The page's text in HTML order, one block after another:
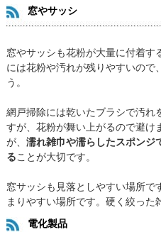
窓やサッシ
窓やサッシも花粉が大量に付着す
には花粉や汚れが残りやすいので
う。
網戸掃除には乾いたブラシで汚れ
すが、花粉が舞い上がるので避け
が、 濡れ雑巾や濡らしたスポンジ
ることが大切です。
窓サッシも見落としやすい場所で
まりやすい場所です。硬く絞った
電化製品